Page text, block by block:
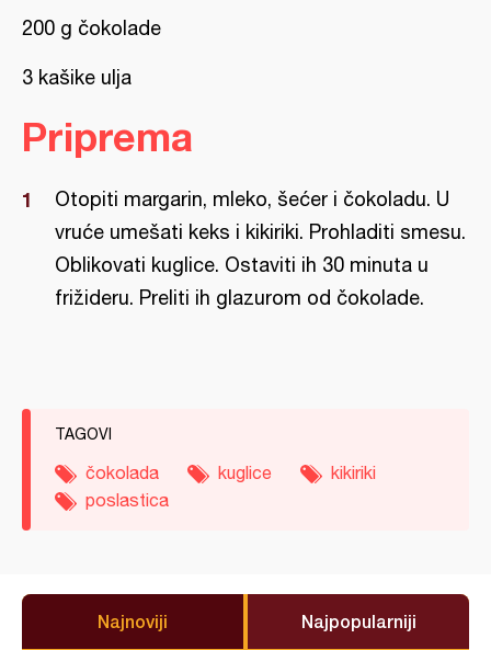
200 g čokolade
3 kašike ulja
Priprema
Otopiti margarin, mleko, šećer i čokoladu. U
vruće umešati keks i kikiriki. Prohladiti smesu.
Oblikovati kuglice. Ostaviti ih 30 minuta u
frižideru. Preliti ih glazurom od čokolade.
TAGOVI
čokolada kuglice
kikiriki
poslastica
Najnoviji Najpopularniji